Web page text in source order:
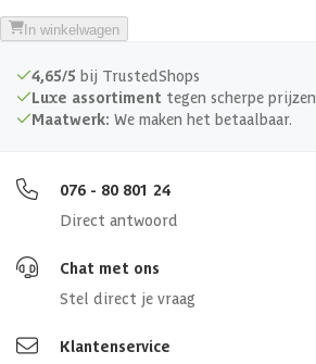
In winkelwagen
4,65/5 bij TrustedShops
Luxe assortiment tegen scherpe prijzen
Maatwerk: We maken het betaalbaar.
076 - 80 801 24
Direct antwoord
Chat met ons
Stel direct je vraag
Klantenservice